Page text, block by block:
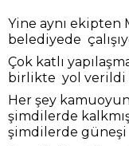
Yine aynı ekipten
belediyede
Çok katlı
birlikte yol verildi
Her şey
şimdilerde
şimdilerde güneşi